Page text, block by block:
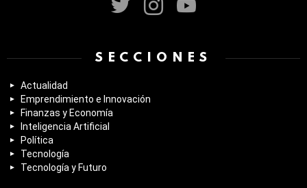
SECCIONES
Actualidad
Emprendimiento e Innovación
Finanzas y Economía
Inteligencia Artificial
Política
Tecnología
Tecnología y Futuro